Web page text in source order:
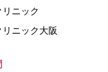
ニック
ニック大阪